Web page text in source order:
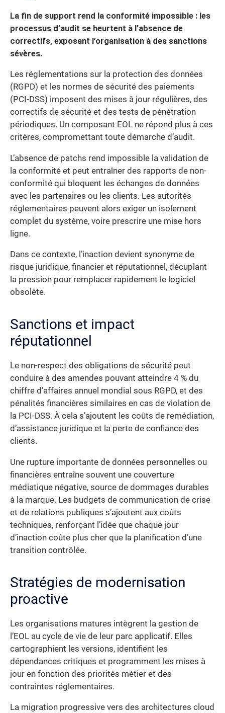
La fin de support rend la conformité impossible : les
processus d’audit se heurtent à l’absence de
correctifs, exposant l’organisation à des sanctions
sévères.
Les réglementations sur la protection des données
(RGPD) et les normes de sécurité des paiements
(PCI-DSS) imposent des mises à jour régulières, des
correctifs de sécurité et des tests de pénétration
périodiques. Un composant EOL ne répond plus à ces
critères, compromettant toute démarche d’audit.
L’absence de patchs rend impossible la validation de
la conformité et peut entraîner des rapports de non-
conformité qui bloquent les échanges de données
avec les partenaires ou les clients. Les autorités
réglementaires peuvent alors exiger un isolement
complet du système, voire prescrire une mise hors
ligne.
Dans ce contexte, l’inaction devient synonyme de
risque juridique, financier et réputationnel, décuplant
la pression pour remplacer rapidement le logiciel
obsolète.
Sanctions et impact
réputationnel
Le non-respect des obligations de sécurité peut
conduire à des amendes pouvant atteindre 4 % du
chiffre d’affaires annuel mondial sous RGPD, et des
pénalités financières similaires en cas de violation de
la PCI-DSS. À cela s’ajoutent les coûts de remédiation,
d’assistance juridique et la perte de confiance des
clients.
Une rupture importante de données personnelles ou
financières entraîne souvent une couverture
médiatique négative, source de dommages durables
à la marque. Les budgets de communication de crise
et de relations publiques s’ajoutent aux coûts
techniques, renforçant l’idée que chaque jour
d’inaction coûte plus cher que la planification d’une
transition contrôlée.
Stratégies de modernisation
proactive
Les organisations matures intègrent la gestion de
l’EOL au cycle de vie de leur parc applicatif. Elles
cartographient les versions, identifient les
dépendances critiques et programment les mises à
jour en fonction des priorités métier et des
contraintes réglementaires.
La migration progressive vers des architectures cloud